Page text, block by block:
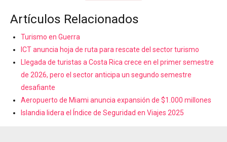
Artículos Relacionados
Turismo en Guerra
ICT anuncia hoja de ruta para rescate del sector turismo
Llegada de turistas a Costa Rica crece en el primer semestre
de 2026, pero el sector anticipa un segundo semestre
desafiante
Aeropuerto de Miami anuncia expansión de $1.000 millones
Islandia lidera el Índice de Seguridad en Viajes 2025